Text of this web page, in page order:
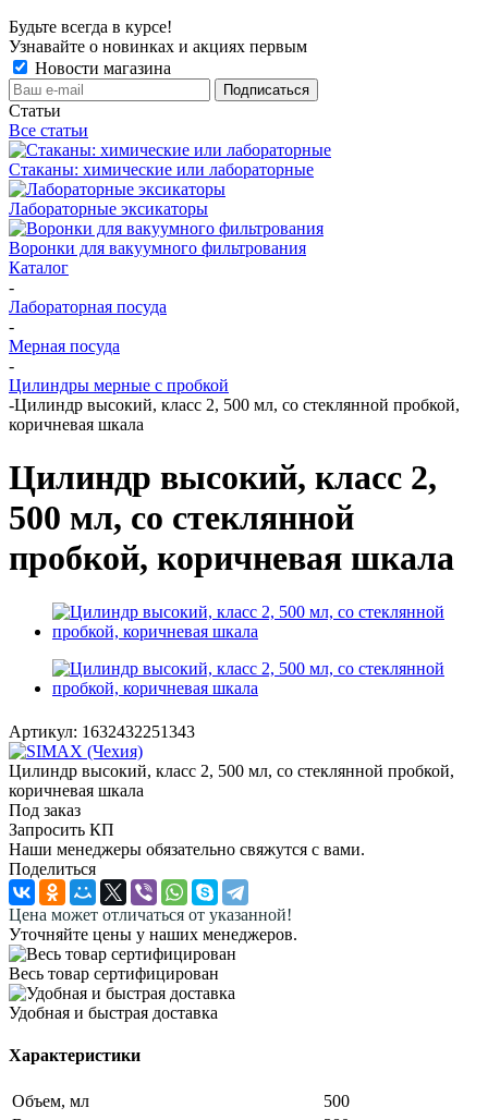
Будьте всегда в курсе!
Узнавайте о новинках и акциях первым
Новости магазина
Статьи
Все статьи
Стаканы: химические или лабораторные
Лабораторные эксикаторы
Воронки для вакуумного фильтрования
Каталог
-
Лабораторная посуда
-
Мерная посуда
-
Цилиндры мерные с пробкой
-Цилиндр высокий, класс 2, 500 мл, со стеклянной пробкой,
коричневая шкала
Цилиндр высокий, класс 2,
500 мл, со стеклянной
пробкой, коричневая шкала
Артикул: 1632432251343
Цилиндр высокий, класс 2, 500 мл, со стеклянной пробкой,
коричневая шкала
Под заказ
Запросить КП
Наши менеджеры обязательно свяжутся с вами.
Поделиться
Цена может отличаться от указанной!
Уточняйте цены у наших менеджеров.
Весь товар сертифицирован
Удобная и быстрая доставка
Характеристики
Объем, мл
500